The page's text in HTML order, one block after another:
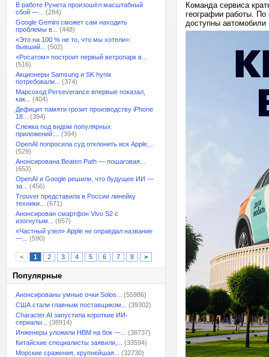
В работе Рунета произошёл масштабный
сбой —...
(284)
Google Gemini сможет сам находить
проблемы в...
(448)
«Это на 100 % не то, что мы хотели»:
бывший...
(502)
«Росатом» построит первый ветропарк в...
(516)
Акционеры Samsung и SK hynix
потребовали...
(374)
Марсоход Perseverance впервые показал,
как...
(404)
Дефицит памяти грозит производству iPhone
18...
(394)
Слежка под видом популярных
приложений:...
(394)
OpenAI попросила суд отклонить иск Apple,...
(529)
Анонсирована Beaten Path — пошаговая...
(653)
OpenAI и Google решили, что будущее ИИ —
за...
(456)
Trouver представила в России линейку
техники...
(671)
Анонсирован смартфон Vivo S2 с
изогнутым...
(657)
«Частный узел» Apple не оправдал название
—...
(590)
< 1 2 3 4 5 6 7 8 >
Популярные
Анонсированы умные очки Solos...
(55986)
США стали главным поставщиком...
(39302)
Character.AI запустила короткие ИИ-
сериалы...
(38914)
Инженеры уложили HBM на бок —...
(38737)
Китайские специалисты заявили,...
(33594)
Морские сражения, крупнейшая...
(32730)
Команда сервиса
географии работы.
доступны